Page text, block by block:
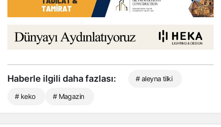
Haberle ilgili daha fazlası: # aleyna tilki
# keko # Magazin